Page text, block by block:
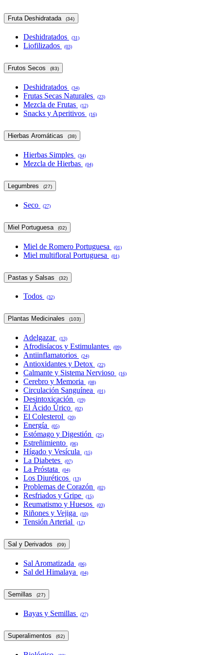
Fruta Deshidratada (34)
Deshidratados (31)
Liofilizados (03)
Frutos Secos (83)
Deshidratados (34)
Frutas Secas Naturales (23)
Mezcla de Frutas (12)
Snacks y Aperitivos (16)
Hierbas Aromáticas (38)
Hierbas Simples (34)
Mezcla de Hierbas (04)
Legumbres (27)
Seco (27)
Miel Portuguesa (02)
Miel de Romero Portuguesa (01)
Miel multifloral Portuguesa (01)
Pastas y Salsas (32)
Todos (32)
Plantas Medicinales (103)
Adelgazar (13)
Afrodisíacos y Estimulantes (09)
Antiinflamatorios (24)
Antioxidantes y Detox (22)
Calmante y Sistema Nervioso (16)
Cerebro y Memoria (08)
Circulación Sanguínea (01)
Desintoxicación (19)
El Ácido Úrico (02)
El Colesterol (20)
Energía (05)
Estómago y Digestión (25)
Estreñimiento (06)
Hígado y Vesícula (15)
La Diabetes (07)
La Próstata (04)
Los Diuréticos (13)
Problemas de Corazón (02)
Resfriados y Gripe (15)
Reumatismo y Huesos (03)
Riñones y Vejiga (10)
Tensión Arterial (12)
Sal y Derivados (09)
Sal Aromatizada (06)
Sal del Himalaya (04)
Semillas (27)
Bayas y Semillas (27)
Superalimentos (62)